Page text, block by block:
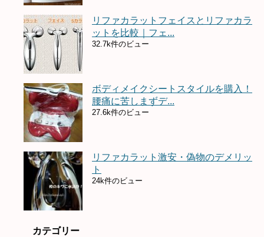
リファカラットフェイスとリファカラ
ットを比較｜フェ...
32.7k件のビュー
ボディメイクシートスタイルを購入！
腰痛に苦しまずデ...
27.6k件のビュー
リファカラット激安・偽物のデメリッ
ト
24k件のビュー
カテゴリー